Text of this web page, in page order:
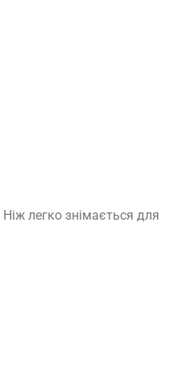
легко знімається для